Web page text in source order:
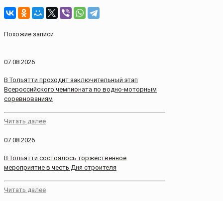
Похожие записи
07.08.2026
В Тольятти проходит заключительный этап
Всероссийского чемпионата по водно-моторным
соревнованиям
Читать далее
07.08.2026
В Тольятти состоялось торжественное
мероприятие в честь Дня строителя
Читать далее